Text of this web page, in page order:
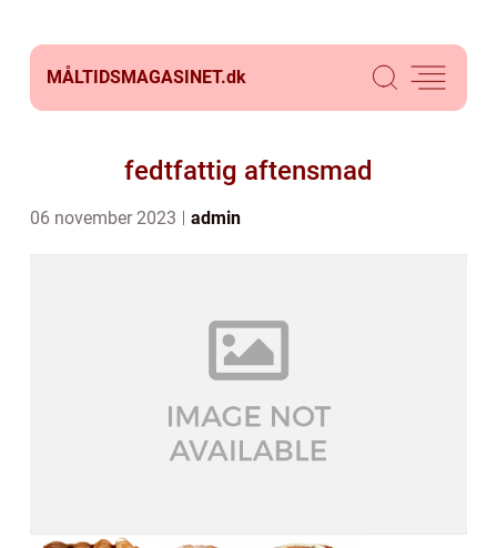
MÅLTIDSMAGASINET.dk
fedtfattig aftensmad
06 november 2023 admin